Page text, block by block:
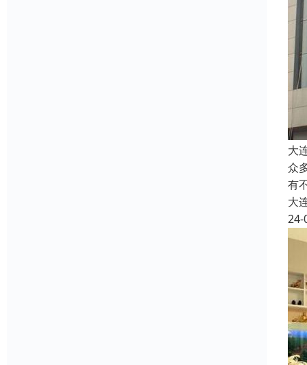
大
众
有
大
24-